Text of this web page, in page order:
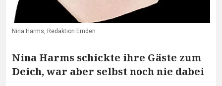
Nina Harms, Redaktion Emden
Nina Harms schickte ihre Gäste zum
Deich, war aber selbst noch nie dabei